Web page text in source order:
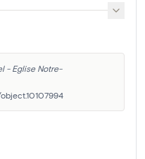
- Eglise Notre-